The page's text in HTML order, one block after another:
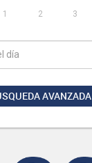
1 2 3
AVANZADA